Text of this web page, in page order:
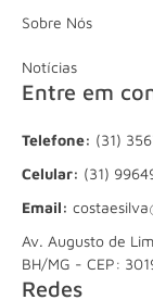
Sobre Nós
Notícias
Entre em
Telefone: (31)
Celular: (31)
Email:
Av. Augusto de
BH/MG - CEP:
Redes